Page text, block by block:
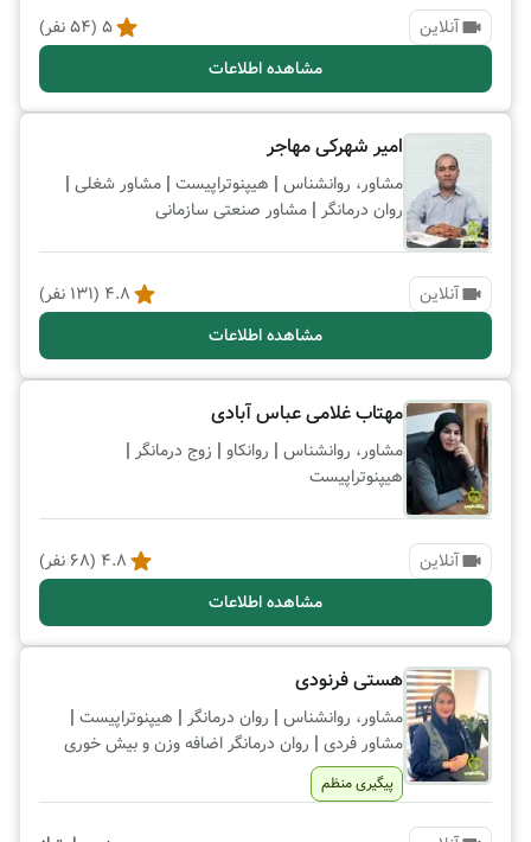
آنلاین 5
(
54نفر)
مشاهده اطلاعات
امیر شهرکی مهاجر
مشاور، روانشناس | هیپنوتراپیست | مشاور شغلی |
روان درمانگر | مشاور صنعتی سازمانی
آنلاین 4.8
(
131 نفر)
مشاهده اطلاعات
مهتاب غلامی عباس آبادی
مشاور، روانشناس | روانکاو | زوج درمانگر |
هیپنوتراپیست
آنلاین 4.8
(
68 نفر)
مشاهده اطلاعات
هستی فرنودی
مشاور، روانشناس | روان درمانگر | هیپنوتراپیست |
مشاور فردی | روان درمانگر اضافه وزن و بیش خوری
پیگیری منظم